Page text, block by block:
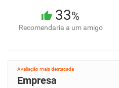
33%
Recomendaria a um amigo
Avaliação mais destacada
Empresa